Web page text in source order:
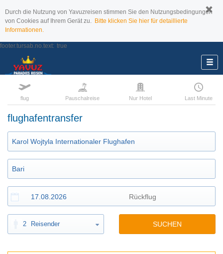
Durch die Nutzung von Yavuzreisen stimmen Sie den Nutzungsbedingungen
von Cookies auf Ihrem Gerät zu. Bitte klicken Sie hier für detaillierte
Informationen.
footer.tursab.no.text: true
flug Pauschalreise Nur Hotel Last Minute
flughafentransfer
2 Reisender SUCHEN